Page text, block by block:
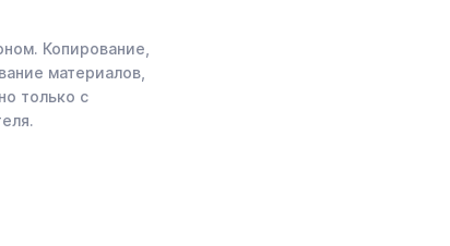
Копирование,
материалов,
только с